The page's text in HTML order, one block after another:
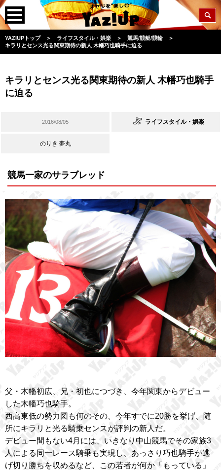
YAZIUPトップ ＞ ライフスタイル・娯楽 ＞ 競馬/競艇/競輪
＞
キラリとセンス光る関東期待の新人 木幡巧也騎手に迫る
キラリとセンス光る関東期待の新人 木幡巧也騎手
に迫る
2016/08/05 ライフスタイル・娯楽
のりき 夢丸
競馬一家のサラブレッド
父・木幡初広、兄・初也につづき、今年関東からデビュー
した木幡巧也騎手。
西高東低の勢力図も何のその、今年すでに20勝を挙げ、随
所にキラリと光る騎乗センスが評判の新人だ。
デビュー間もない4月には、いきなり中山競馬でその家族3
人による同一レース騎乗も実現し、あっさり巧也騎手が逃
げ切り勝ちを収めるなど、この若者が何か「もっている」